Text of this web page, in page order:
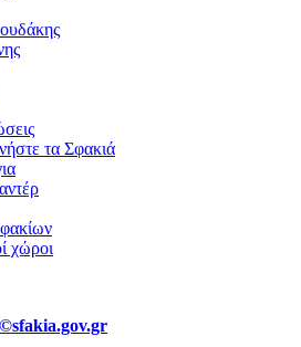
τα Σφακιά
χώροι
©sfakia.gov.gr